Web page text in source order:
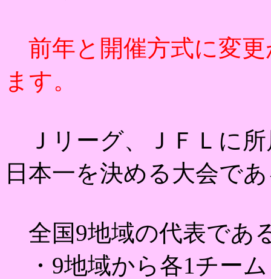
前年と開催方式に変
ます。
Ｊリーグ、ＪＦＬに
日本一を決める大会で
全国9地域の代表であ
・9地域から各1チーム